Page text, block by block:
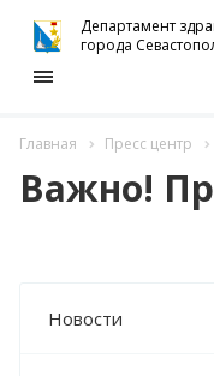
Главная Пресс центр
Важно!
Новости
Департамент
города
НАЦИОНАЛЬНЫЙ